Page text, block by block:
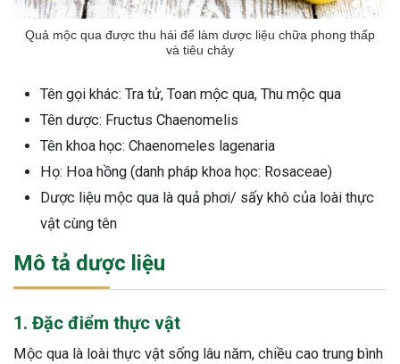
Quả mộc qua được thu hái để làm dược liệu chữa phong thấp
và tiêu chảy
Tên gọi khác: Tra tử, Toan mộc qua, Thu mộc qua
Tên dược: Fructus Chaenomelis
Tên khoa học: Chaenomeles lagenaria
Họ: Hoa hồng (danh pháp khoa học: Rosaceae)
Dược liệu mộc qua là quả phơi/ sấy khô của loài thực
vật cùng tên
Mô tả dược liệu
1. Đặc điểm thực vật
Mộc qua là loài thực vật sống lâu năm, chiều cao trung bình